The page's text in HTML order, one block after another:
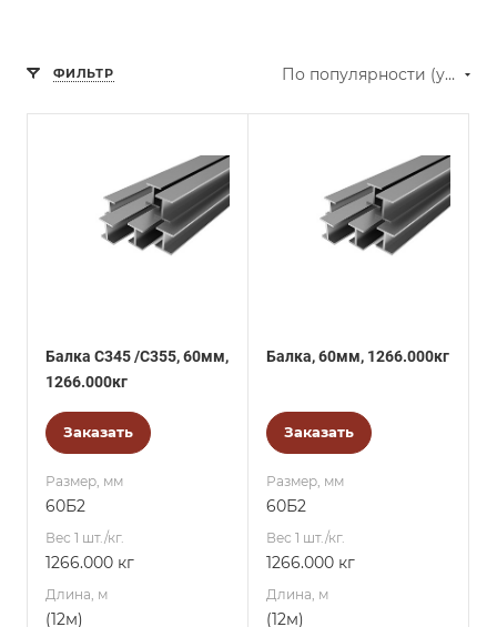
ФИЛЬТР По популярности (убывание)
Балка С345 /С355, 60мм,
1266.000кг
Заказать
Размер, мм
60Б2
Вес 1 шт./кг.
1266.000 кг
Длина, м
(12м)
Балка, 60мм, 1266.000кг
Заказать
Размер, мм
60Б2
Вес 1 шт./кг.
1266.000 кг
Длина, м
(12м)